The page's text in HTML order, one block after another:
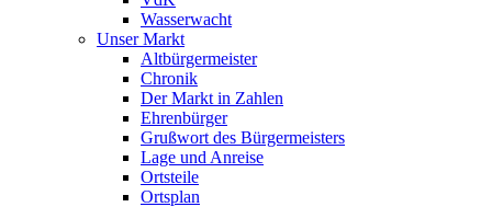
Wasserwacht
Unser Markt
Altbürgermeister
Chronik
Der Markt in Zahlen
Ehrenbürger
Grußwort des Bürgermeisters
Lage und Anreise
Ortsteile
Ortsplan